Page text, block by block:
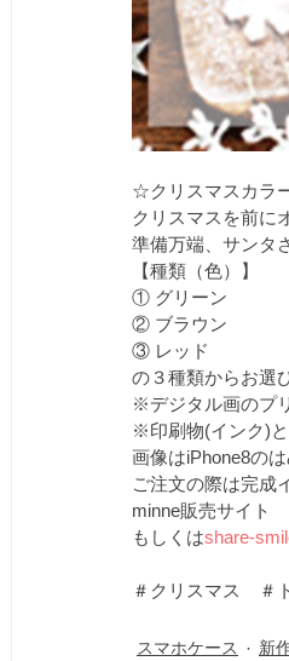
☆クリスマスカラ
クリスマスを前に
準備万端、サンタ
【種類（色）】
① グリーン
② ブラウン
③ レッド
の３種類からお選
※デジタル画のプ
※印刷物(インク)と
画像はiPhone8の
ご注文の際は完成
minne販売サイト
もしくはshare-
＃クリスマス　＃
スマホケース 新